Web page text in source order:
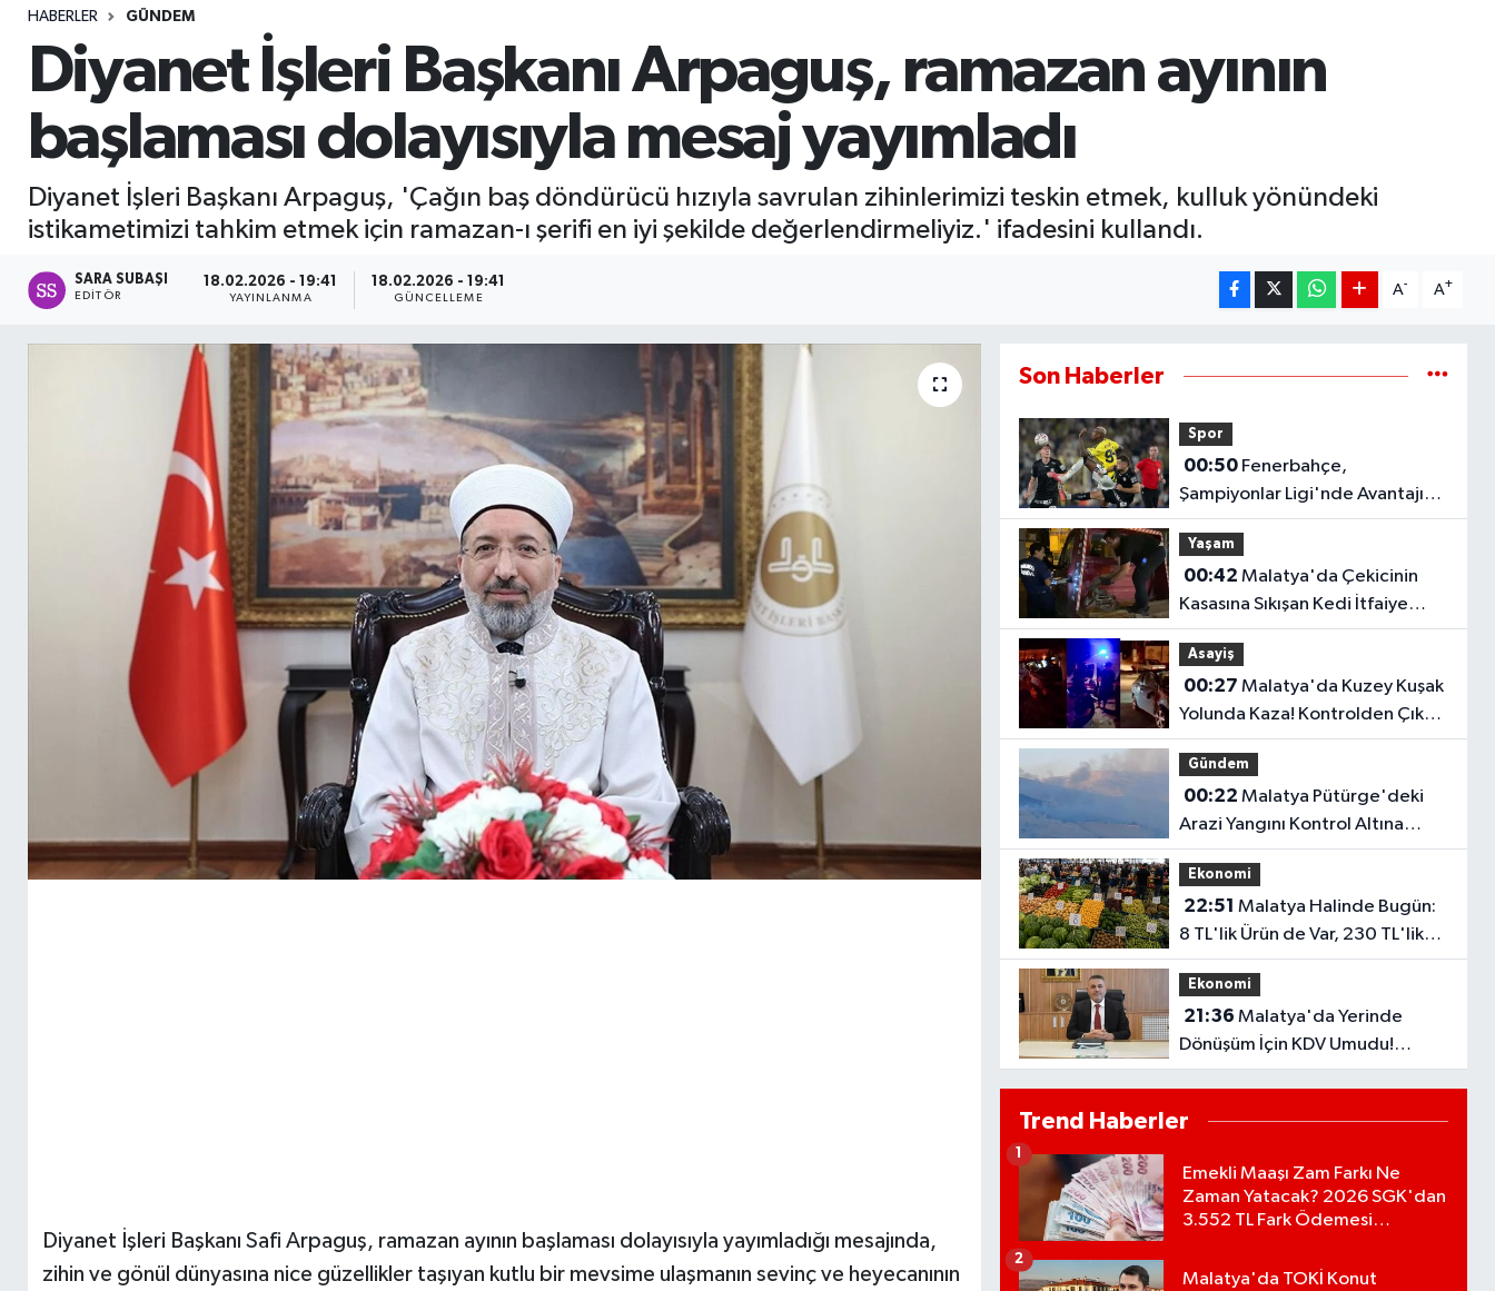
HABERLER GÜNDEM
Diyanet İşleri Başkanı Arpaguş, ramazan ayının
başlaması dolayısıyla mesaj yayımladı
Diyanet İşleri Başkanı Arpaguş, 'Çağın baş döndürücü hızıyla savrulan zihinlerimizi teskin etmek, kulluk yönündeki
istikametimizi tahkim etmek için ramazan-ı şerifi en iyi şekilde değerlendirmeliyiz.' ifadesini kullandı.
SARA SUBAŞI
EDITÖR
18.02.2026 - 19:41
YAYINLANMA
18.02.2026 - 19:41
GÜNCELLEME
A- A+
Diyanet İşleri Başkanı Safi Arpaguş, ramazan ayının başlaması dolayısıyla yayımladığı mesajında,
zihin ve gönül dünyasına nice güzellikler taşıyan kutlu bir mevsime ulaşmanın sevinç ve heyecanının
Son Haberler
Spor
00:50Fenerbahçe,
Şampiyonlar Ligi'nde Avantajı
Kaptı! Sturm Graz'ı 2-0 Mağlup
Etti
Yaşam
00:42
Kasasına Sıkışan Kedi İtfaiye
Ekiplerince Kurtarıldı
Asayiş
00:27
Yolunda Kaza! Kontrolden Çıkan
Otomobil Refüje Çarptı
Gündem
00:22
Arazi Yangını Kontrol Altına
Alındı!
Ekonomi
22:51
8 TL'lik Ürün de Var, 230 TL'lik
Ürün de...
Ekonomi
21:36
Dönüşüm İçin KDV Umudu!
Bakanlık Talebi Gündemine Aldı
Trend Haberler
Emekli Maaşı Zam Farkı Ne
Zaman Yatacak? 2026 SGK'dan
3.552 TL Fark Ödemesi
1
Malatya'da TOKİ Konut
2
Sağlık
Seri İlan
Siyaset
Spor